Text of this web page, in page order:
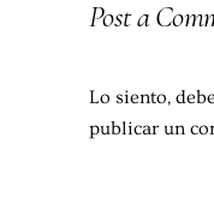
Post a
Lo siento,
publicar un